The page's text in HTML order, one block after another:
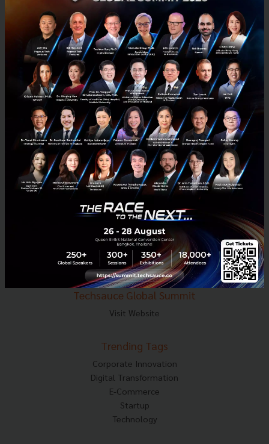
set
E-mail :contact@techsauce.co
Tel : 02-001-5375
Mobile : 06-4658-9500
Techsauce Media
About Techsauce
Techsauce Services
Privacy Policy
ส่งบทความ
Techsauce Global Summit
Visit Website
Trending Tags
Corporate Innovation
Digital Transformation
E-Commerce
Startup
Technology